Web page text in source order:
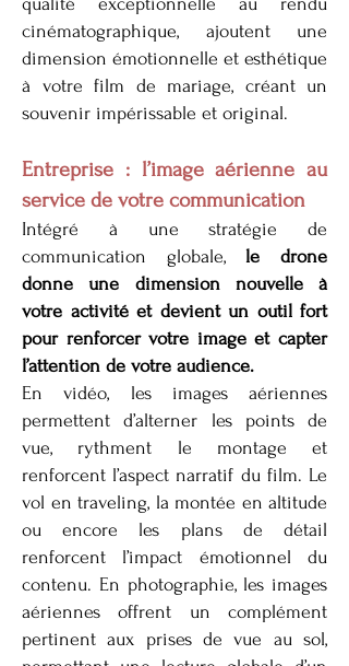
cinématographique, ajoutent une
dimension émotionnelle et esthétique
à votre film de mariage, créant un
souvenir impérissable et original.
Entreprise : l’image aérienne au
service de votre communication
Intégré à une stratégie de
communication globale,le drone
donne une dimension nouvelle à
votre activité et devient un outil fort
pour renforcer votre image et capter
l’attention de votre audience.
En vidéo, les images aériennes
permettent d’alterner les points de
vue, rythment le montage et
renforcent l’aspect narratif du film. Le
vol en traveling, la montée en altitude
ou encore les plans de détail
renforcent l’impact émotionnel du
contenu. En photographie, les images
aériennes offrent un complément
pertinent aux prises de vue au sol,